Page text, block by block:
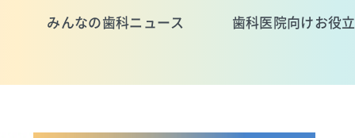
みんなの歯科ニュース 歯科医院向けお役